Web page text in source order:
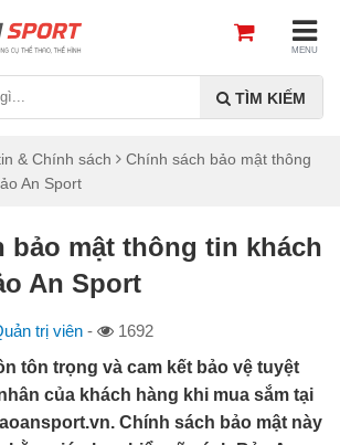
MENU
TÌM KIẾM
& Chính sách
Chính sách bảo mật thông
An Sport
bảo mật thông tin khách
An Sport
trị viên -
1692
tôn trọng và cam kết bảo vệ tuyệt
của khách hàng khi mua sắm tại
Chính sách bảo mật này